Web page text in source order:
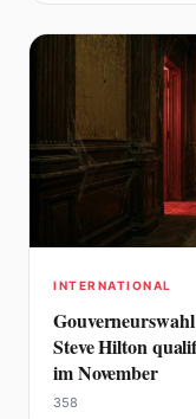
INTERNATIONAL
Steve Hilton
im November
358